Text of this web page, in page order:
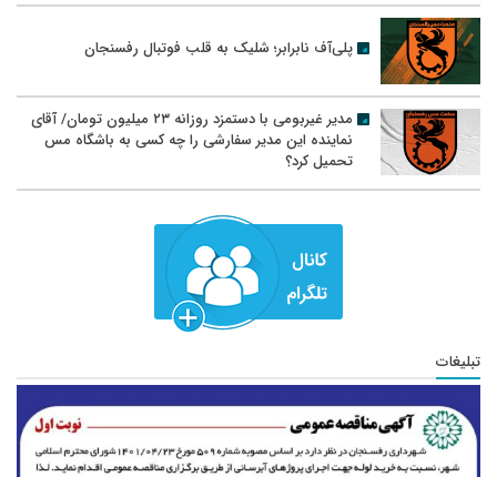
پلی‌آف نابرابر؛ شلیک به قلب فوتبال رفسنجان
مدیر غیربومی با دستمزد روزانه ۲۳ میلیون تومان/ آقای
نماینده این مدیر سفارشی را چه کسی به باشگاه مس
تحمیل کرد؟
تبلیغات